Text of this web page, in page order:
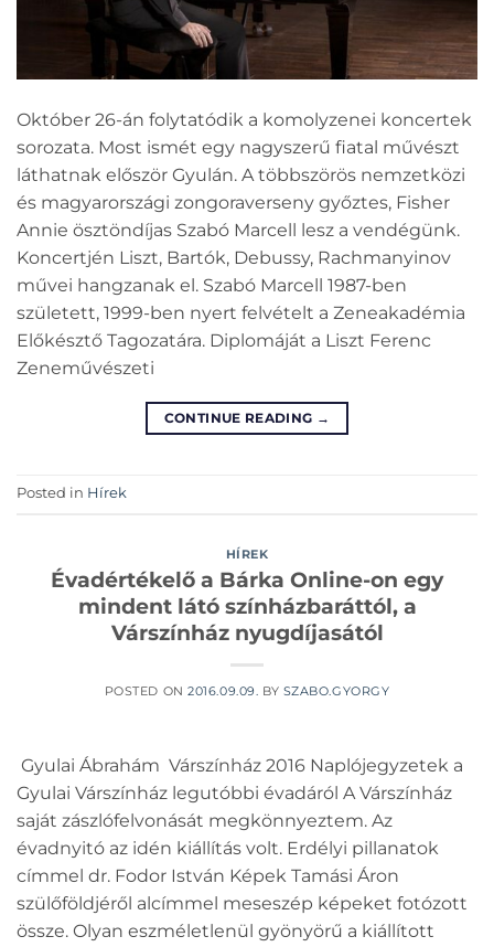
Október 26-án folytatódik a komolyzenei koncertek
sorozata. Most ismét egy nagyszerű fiatal művészt
láthatnak először Gyulán. A többszörös nemzetközi
és magyarországi zongoraverseny győztes, Fisher
Annie ösztöndíjas Szabó Marcell lesz a vendégünk.
Koncertjén Liszt, Bartók, Debussy, Rachmanyinov
művei hangzanak el. Szabó Marcell 1987-ben
született, 1999-ben nyert felvételt a Zeneakadémia
Előkésztő Tagozatára. Diplomáját a Liszt Ferenc
Zeneművészeti
CONTINUE READING →
Posted in Hírek
HÍREK
Évadértékelő a Bárka Online-on egy
mindent látó színházbaráttól, a
Várszínház nyugdíjasától
POSTED ON2016.09.09. BY SZABO.GYORGY
Gyulai Ábrahám Várszínház 2016 Naplójegyzetek a
Gyulai Várszínház legutóbbi évadáról A Várszínház
saját zászlófelvonását megkönnyeztem. Az
évadnyitó az idén kiállítás volt. Erdélyi pillanatok
címmel dr. Fodor István Képek Tamási Áron
szülőföldjéről alcímmel meseszép képeket fotózott
össze. Olyan eszméletlenül gyönyörű a kiállított